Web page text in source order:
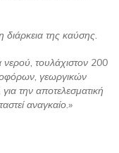
διάρκεια της καύσης.
νερού, τουλάχιστον 200
γεωργικών
την αποτελεσματική
αναγκαίο.»